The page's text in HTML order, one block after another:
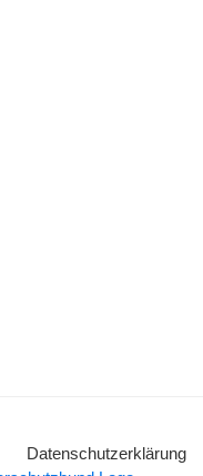
Datenschutzerklärung